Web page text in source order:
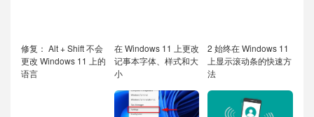
修复： Alt + Shift 不会
更改 Windows 11 上的
语言
在 Windows 11 上更改
记事本字体、样式和大
小
2 始终在 Windows 11
上显示滚动条的快速方
法